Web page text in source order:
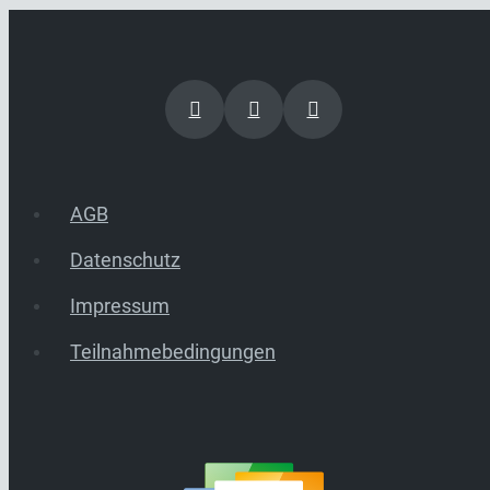
AGB
Datenschutz
Impressum
Teilnahmebedingungen